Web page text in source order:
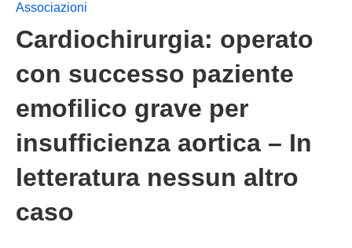
Associazioni
Cardiochirurgia: operato
con successo paziente
emofilico grave per
insufficienza aortica – In
letteratura nessun altro
caso